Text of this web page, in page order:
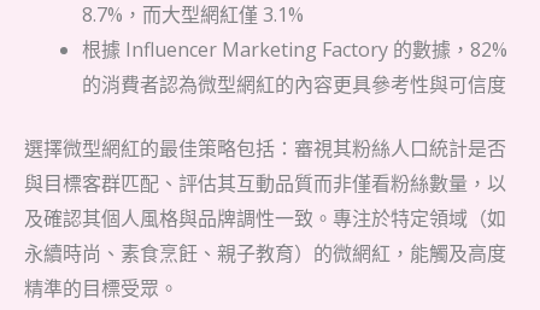
8.7%，而大型網紅僅 3.1%
根據 Influencer Marketing Factory 的數據，82%
的消費者認為微型網紅的內容更具參考性與可信度
選擇微型網紅的最佳策略包括：審視其粉絲人口統計是否
與目標客群匹配、評估其互動品質而非僅看粉絲數量，以
及確認其個人風格與品牌調性一致。專注於特定領域（如
永續時尚、素食烹飪、親子教育）的微網紅，能觸及高度
精準的目標受眾。